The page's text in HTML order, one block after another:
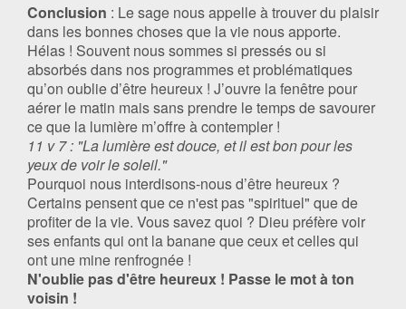
Conclusion : Le sage nous appelle à trouver du plaisir
dans les bonnes choses que la vie nous apporte.
Hélas ! Souvent nous sommes si pressés ou si
absorbés dans nos programmes et problématiques
qu’on oublie d’être heureux ! J’ouvre la fenêtre pour
aérer le matin mais sans prendre le temps de savourer
ce que la lumière m’offre à contempler !
11 v 7 : "La lumière est douce, et il est bon pour les
yeux de voir le soleil."
Pourquoi nous interdisons-nous d’être heureux ?
Certains pensent que ce n'est pas "spirituel" que de
profiter de la vie. Vous savez quoi ? Dieu préfère voir
ses enfants qui ont la banane que ceux et celles qui
ont une mine renfrognée !
N'oublie pas d'être heureux ! Passe le mot à ton
voisin !